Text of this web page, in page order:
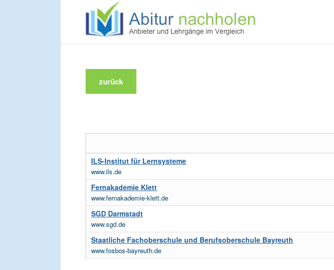
zurück
ILS-Institut für Lernsysteme
www.ils.de
Fernakademie Klett
www.fernakademie-klett.de
SGD Darmstadt
www.sgd.de
Staatliche Fachoberschule und Berufsoberschule Bayreuth
www.fosbos-bayreuth.de